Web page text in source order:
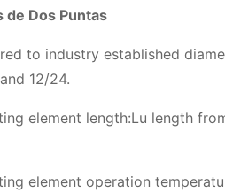
de Dos Puntas
to industry established
12/24.
element length:Lu length
element operation